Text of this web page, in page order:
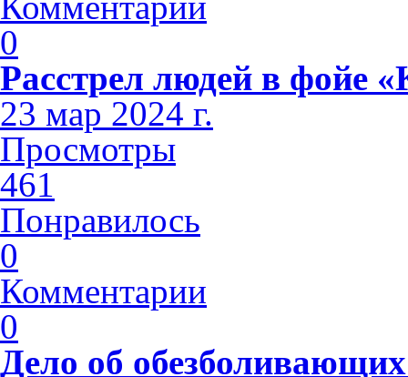
0
Расстрел людей в фойе
23 мар 2024 г.
Просмотры
461
Понравилось
0
Комментарии
0
Дело об